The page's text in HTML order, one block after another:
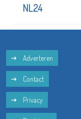
NL24
Adverteren
Contact
Privacy